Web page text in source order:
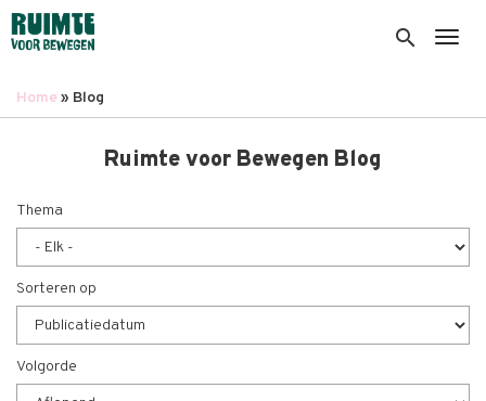
Overslaan
en
inhoud
search
Home Blog
Ruimte voor Bewegen Blog
Thema
Sorteren op
Volgorde